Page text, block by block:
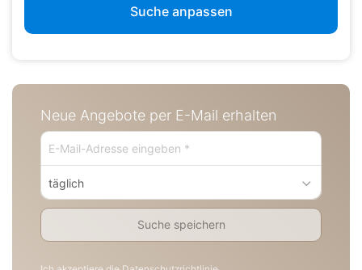
Suche anpassen
Neue Angebote per E-Mail erhalten
täglich
Suche speichern